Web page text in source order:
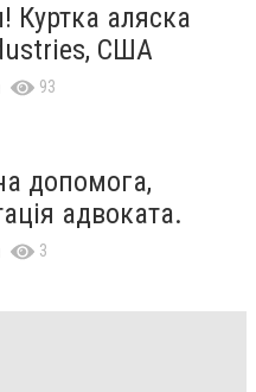
Куртка аляска
США
93
допомога,
адвоката.
3